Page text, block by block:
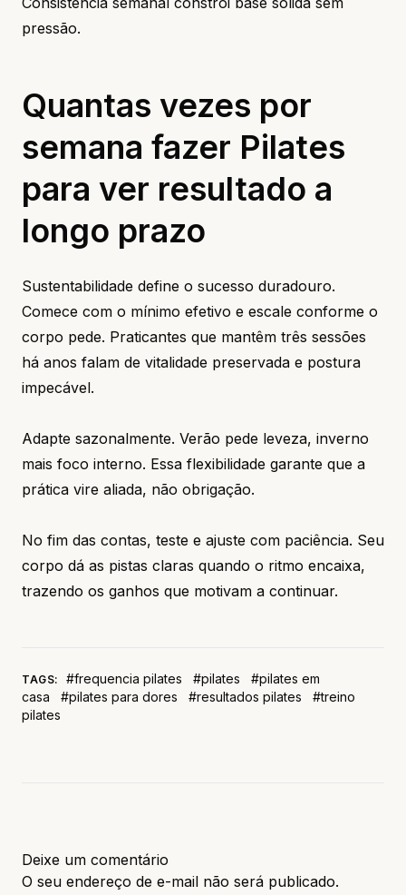
pressão.
Quantas vezes por
semana fazer Pilates
para ver resultado a
longo prazo
Sustentabilidade define o sucesso duradouro.
Comece com o mínimo efetivo e escale conforme o
corpo pede. Praticantes que mantêm três sessões
há anos falam de vitalidade preservada e postura
impecável.
Adapte sazonalmente. Verão pede leveza, inverno
mais foco interno. Essa flexibilidade garante que a
prática vire aliada, não obrigação.
No fim das contas, teste e ajuste com paciência. Seu
corpo dá as pistas claras quando o ritmo encaixa,
trazendo os ganhos que motivam a continuar.
TAGS: #frequencia pilates #pilates
#pilates em
casa
#pilates para dores #resultados pilates
#treino
pilates
Deixe um comentário
O seu endereço de e-mail não será publicado.